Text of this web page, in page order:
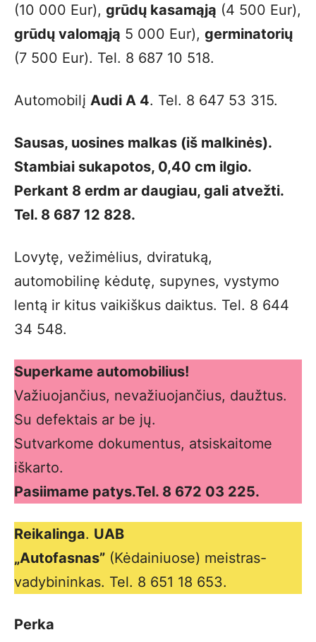
(10 000 Eur), grūdų kasamąją (4 500 Eur),
grūdų valomąją 5 000 Eur), germinatorių
(7 500 Eur). Tel. 8 687 10 518.
Automobilį Audi A 4. Tel. 8 647 53 315.
Sausas, uosines malkas (iš malkinės).
Stambiai sukapotos, 0,40 cm ilgio.
Perkant 8 erdm ar daugiau, gali atvežti.
Tel. 8 687 12 828.
Lovytę, vežimėlius, dviratuką,
automobilinę kėdutę, supynes, vystymo
lentą ir kitus vaikiškus daiktus. Tel. 8 644
34 548.
Superkame automobilius!
Važiuojančius, nevažiuojančius, daužtus.
Su defektais ar be jų.
Sutvarkome dokumentus, atsiskaitome
iškarto.
Pasiimame patys.Tel. 8 672 03 225.
Reikalinga. UAB
„Autofasnas” (Kėdainiuose) meistras-
vadybininkas. Tel. 8 651 18 653.
Perka